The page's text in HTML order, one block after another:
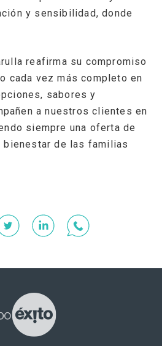
y sensibilidad, donde
reafirma su compromiso
cada vez más completo en
sabores y
a nuestros clientes en
siempre una oferta de
bienestar de las familias
LinkedInWhatsApp